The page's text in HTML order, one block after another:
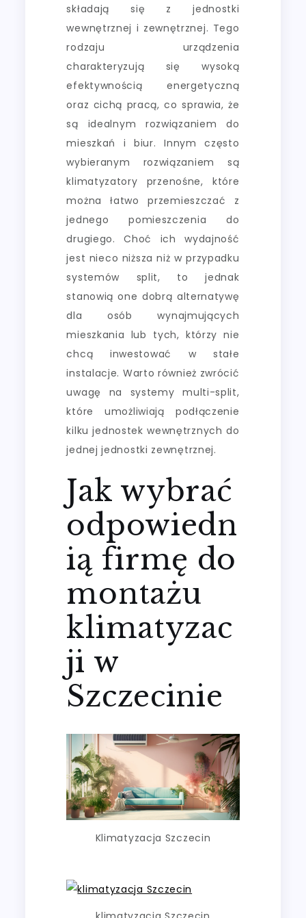
składają się z jednostki
wewnętrznej i zewnętrznej. Tego
rodzaju urządzenia
charakteryzują się wysoką
efektywnością energetyczną
oraz cichą pracą, co sprawia, że
są idealnym rozwiązaniem do
mieszkań i biur. Innym często
wybieranym rozwiązaniem są
klimatyzatory przenośne, które
można łatwo przemieszczać z
jednego pomieszczenia do
drugiego. Choć ich wydajność
jest nieco niższa niż w przypadku
systemów split, to jednak
stanowią one dobrą alternatywę
dla osób wynajmujących
mieszkania lub tych, którzy nie
chcą inwestować w stałe
instalacje. Warto również zwrócić
uwagę na systemy multi-split,
które umożliwiają podłączenie
kilku jednostek wewnętrznych do
jednej jednostki zewnętrznej.
Jak wybrać
odpowiedn
ią firmę do
montażu
klimatyzac
ji w
Szczecinie
Klimatyzacja Szczecin